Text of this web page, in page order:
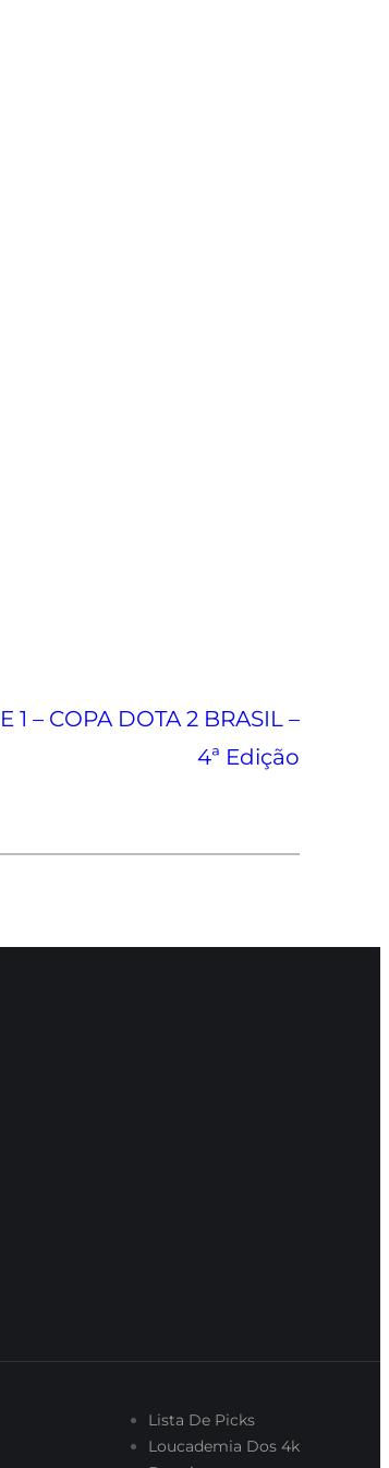
1 – COPA DOTA 2 BRASIL –
4ª Edição
Lista De Picks
Loucademia Dos 4k